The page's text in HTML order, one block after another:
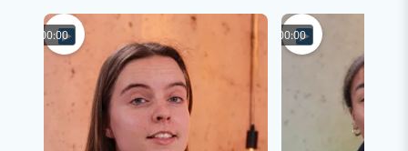
00:00 00:00